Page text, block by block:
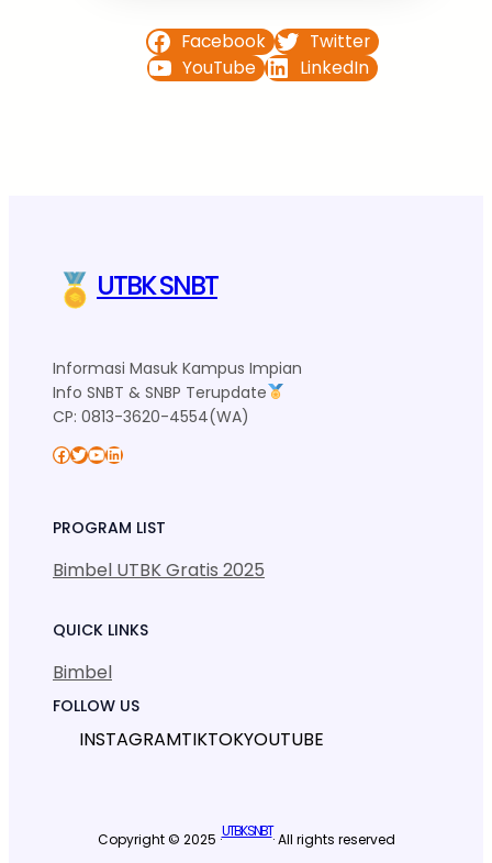
Facebook
Twitter
YouTube
LinkedIn
UTBK SNBT
Informasi Masuk Kampus Impian
Info SNBT & SNBP Terupdate
CP: 0813-3620-4554(WA)
Facebook Twitter YouTube LinkedIn
PROGRAM LIST
Bimbel UTBK Gratis 2025
QUICK LINKS
Bimbel
FOLLOW US
INSTAGRAMTIKTOKYOUTUBE
Copyright © 2025 ·UTBK SNBT· All rights reserved